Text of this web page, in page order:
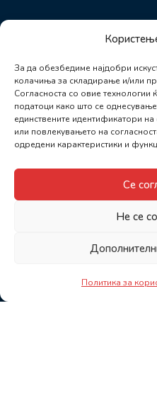
За да обезбедиме најдобри
колачиња за складирање и/или
Согласноста со овие
податоци како што се
единствените идентификатори
или повлекувањето на
одредени карактеристики и
Се
Не се
Политика за